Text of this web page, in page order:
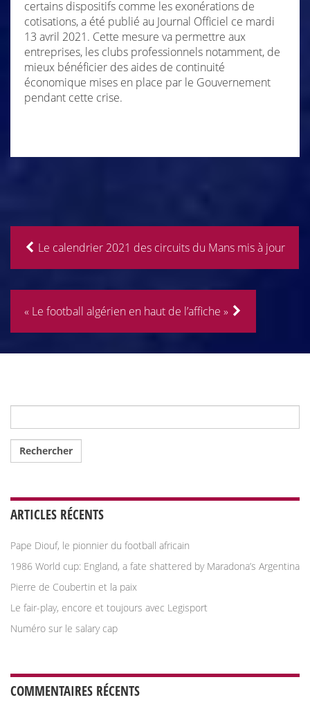
certains dispositifs comme les exonérations de
cotisations, a été publié au Journal Officiel ce mardi
13 avril 2021. Cette mesure va permettre aux
entreprises, les clubs professionnels notamment, de
mieux bénéficier des aides de continuité
économique mises en place par le Gouvernement
pendant cette crise.
Le calendrier 2021 des circuits du Mans mis à jour
« Le football algérien en haut de l’affiche »
ARTICLES RÉCENTS
Pape Diouf, le pionnier du football africain
1986 World cup: England, a fate shattered by Maradona’s Argentina
Pierre de Coubertin et la paix
Le fair-play, encore et toujours avec Legisport
Numéro sur le salary cap
COMMENTAIRES RÉCENTS